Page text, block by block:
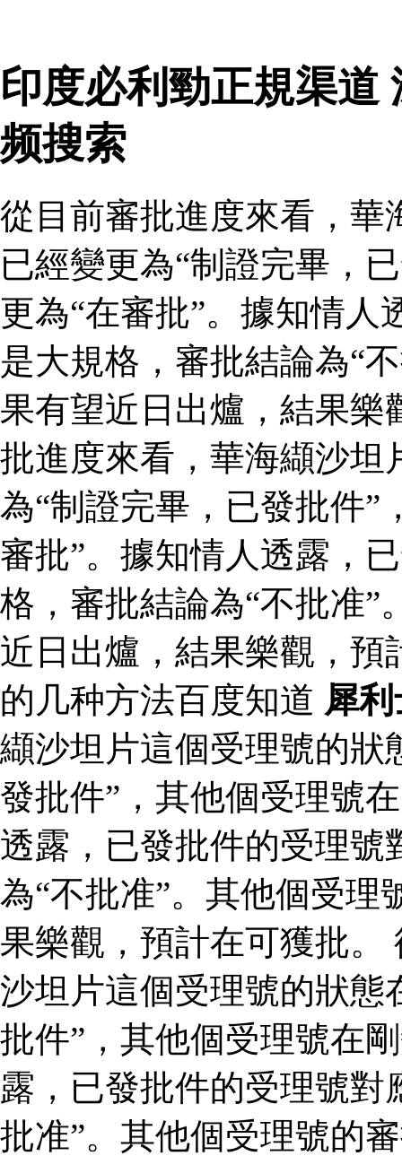
印度必利勁正規渠道
频搜索
從目前審批進度來看，華
已經變更為“制證完畢，
更為“在審批”。據知情
是大規格，審批結論為“
果有望近日出爐，結果樂
批進度來看，華海纈沙坦
為“制證完畢，已發批件”
審批”。據知情人透露，
格，審批結論為“不批准”
近日出爐，結果樂觀，預
的几种方法百度知道 犀
纈沙坦片這個受理號的狀
發批件”，其他個受理號
透露，已發批件的受理號
為“不批准”。其他個受理
果樂觀，預計在可獲批。
沙坦片這個受理號的狀態
批件”，其他個受理號在
露，已發批件的受理號對
批准”。其他個受理號的